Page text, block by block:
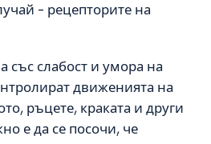
– рецепторите на
със слабост и умора на
движенията на
ръцете, краката и други
е да се посочи, че